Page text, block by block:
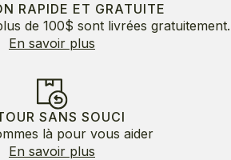
RAPIDE ET GRATUITE
de 100$ sont livrées gratuitement.
En savoir plus
SANS SOUCI
là pour vous aider
En savoir plus